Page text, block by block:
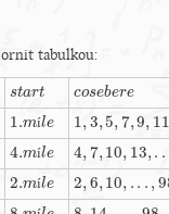
tabulkou:
start
start cosebere
cosebere
1.míle
1.míle 1, 3,5, 7,9, 11
1,3,5,7,9,11,. .,
4.míle
4.míle 4, 7, 10, 13, . .
4,7,10,13 ,...,100
2.míle
2.míle 2,6, 10, . . . ,
2,6,10,..., 98